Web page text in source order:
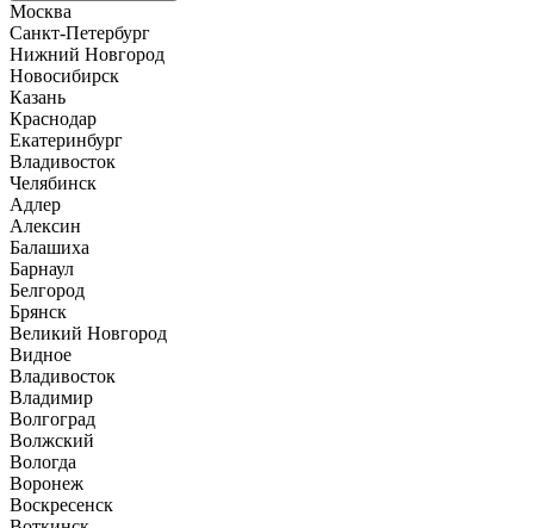
Москва
Санкт-Петербург
Нижний Новгород
Новосибирск
Казань
Краснодар
Екатеринбург
Владивосток
Челябинск
Адлер
Алексин
Балашиха
Барнаул
Белгород
Брянск
Великий Новгород
Видное
Владивосток
Владимир
Волгоград
Волжский
Вологда
Воронеж
Воскресенск